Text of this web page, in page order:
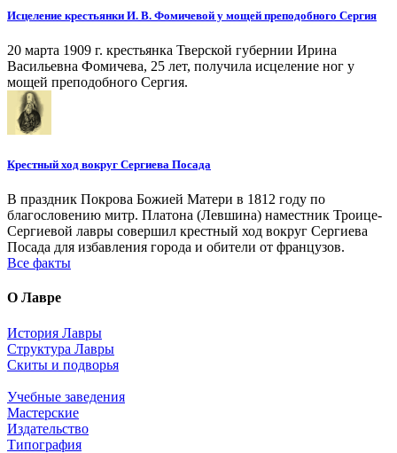
Исцеление крестьянки И. В. Фомичевой у мощей преподобного Сергия
20 марта 1909 г. крестьянка Тверской губернии Ирина
Васильевна Фомичева, 25 лет, получила исцеление ног у
мощей преподобного Сергия.
Крестный ход вокруг Сергиева Посада
В праздник Покрова Божией Матери в 1812 году по
благословению митр. Платона (Левшина) наместник Троице-
Сергиевой лавры совершил крестный ход вокруг Сергиева
Посада для избавления города и обители от французов.
Все факты
О Лавре
История Лавры
Структура Лавры
Скиты и подворья
Учебные заведения
Мастерские
Издательство
Типография